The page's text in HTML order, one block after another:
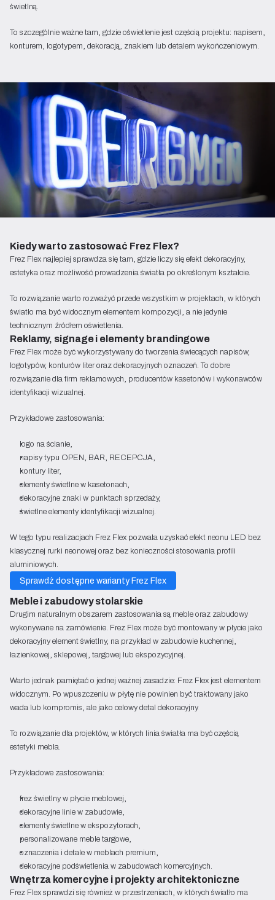
świetlną.
To szczególnie ważne tam, gdzie oświetlenie jest częścią projektu: napisem,
konturem, logotypem, dekoracją, znakiem lub detalem wykończeniowym.
Kiedy warto zastosować Frez Flex?
Frez Flex najlepiej sprawdza się tam, gdzie liczy się efekt dekoracyjny,
estetyka oraz możliwość prowadzenia światła po określonym kształcie.
To rozwiązanie warto rozważyć przede wszystkim w projektach, w których
światło ma być widocznym elementem kompozycji, a nie jedynie
technicznym źródłem oświetlenia.
Reklamy, signage i elementy brandingowe
Frez Flex może być wykorzystywany do tworzenia świecących napisów,
logotypów, konturów liter oraz dekoracyjnych oznaczeń. To dobre
rozwiązanie dla firm reklamowych, producentów kasetonów i wykonawców
identyfikacji wizualnej.
Przykładowe zastosowania:
logo na ścianie,
napisy typu OPEN, BAR, RECEPCJA,
kontury liter,
elementy świetlne w kasetonach,
dekoracyjne znaki w punktach sprzedaży,
świetlne elementy identyfikacji wizualnej.
W tego typu realizacjach Frez Flex pozwala uzyskać efekt neonu LED bez
klasycznej rurki neonowej oraz bez konieczności stosowania profili
aluminiowych.
Sprawdź dostępne warianty Frez Flex
Meble i zabudowy stolarskie
Drugim naturalnym obszarem zastosowania są meble oraz zabudowy
wykonywane na zamówienie. Frez Flex może być montowany w płycie jako
dekoracyjny element świetlny, na przykład w zabudowie kuchennej,
łazienkowej, sklepowej, targowej lub ekspozycyjnej.
Warto jednak pamiętać o jednej ważnej zasadzie: Frez Flex jest elementem
widocznym. Po wpuszczeniu w płytę nie powinien być traktowany jako
wada lub kompromis, ale jako celowy detal dekoracyjny.
To rozwiązanie dla projektów, w których linia światła ma być częścią
estetyki mebla.
Przykładowe zastosowania:
frez świetlny w płycie meblowej,
dekoracyjne linie w zabudowie,
elementy świetlne w ekspozytorach,
personalizowane meble targowe,
oznaczenia i detale w meblach premium,
dekoracyjne podświetlenia w zabudowach komercyjnych.
Wnętrza komercyjne i projekty architektoniczne
Frez Flex sprawdzi się również w przestrzeniach, w których światło ma